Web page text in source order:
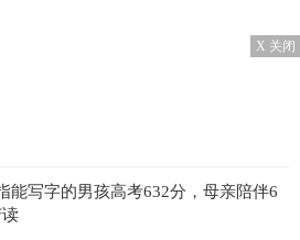
X 关闭
能写字的男孩高考632分，母亲陪伴6